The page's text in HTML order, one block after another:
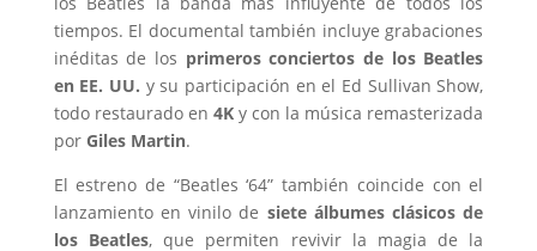
tiempos. El documental también incluye grabaciones
inéditas de los primeros conciertos de los Beatles
en EE. UU. y su participación en el Ed Sullivan Show,
todo restaurado en 4Ky con la música remasterizada
por Giles Martin.
El estreno de “Beatles ‘64” también coincide con el
lanzamiento en vinilo de siete álbumes clásicos de
los Beatles, que permiten revivir la magia de la